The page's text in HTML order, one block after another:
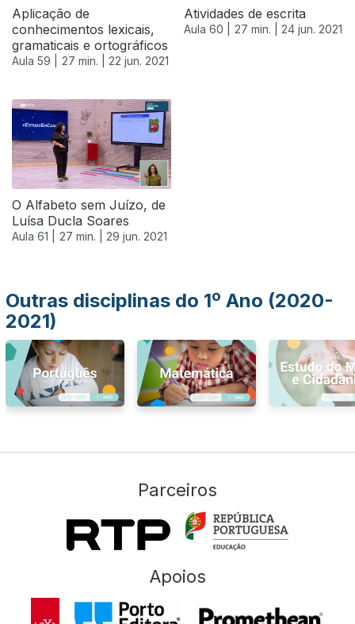
Aplicação de
conhecimentos lexicais,
gramaticais e ortográficos
Aula 59 | 27 min. | 22 jun. 2021
Atividades de escrita
Aula 60 | 27 min. | 24 jun. 2021
O Alfabeto sem Juízo, de
Luísa Ducla Soares
Aula 61 | 27 min. | 29 jun. 2021
554214
Outras disciplinas do 1º Ano (2020-
2021)
Parceiros
Apoios